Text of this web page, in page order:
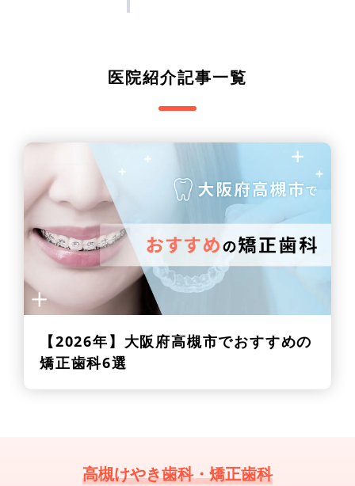
医院紹介記事一覧
【2026年】 大阪府高槻市でおすすめの
矯正歯科6選
高槻けやき歯科・矯正歯科